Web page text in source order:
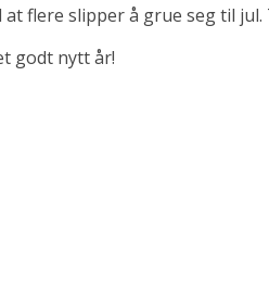
flere slipper å grue seg til
godt nytt år!